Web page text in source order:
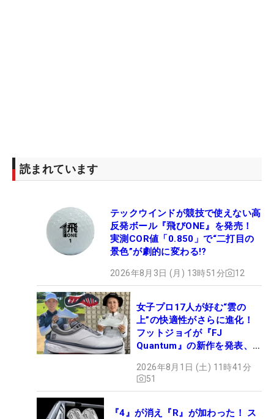
読まれています
テックウインドが競技で使えない高
反発ボール『飛びONE』を発売！
実測COR値「0.850」で“二打目の
景色”が劇的に変わる!?
2026年8月3日 (月) 13時51分 12
女子プロ17人が好む“雲の
上”の快適性がさらに進化！
フットジョイが『FJ
Quantum』の新作を発表、8
2026年8月1日 (土) 11時41分
51
『4』が消え『R』が加わった！ ス